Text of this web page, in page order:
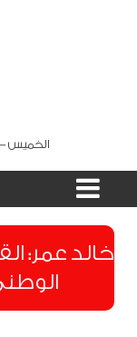
الخميس - 21 صفر 1448 هـ , 06 أغسطس 2026 م
​خالد عمر: